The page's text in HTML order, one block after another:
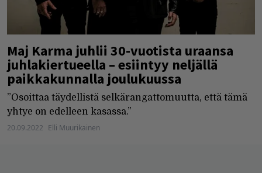
Maj Karma juhlii 30-vuotista uraansa
juhlakiertueella – esiintyy neljällä
paikkakunnalla joulukuussa
”Osoittaa täydellistä selkärangattomuutta, että tämä
yhtye on edelleen kasassa.”
20.09.2022 Elli Muurikainen